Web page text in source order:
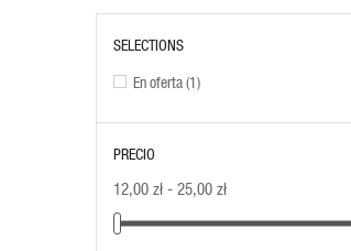
SELECTIONS
En oferta(1)
PRECIO
12,00 zł - 25,00 zł